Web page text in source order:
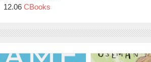
12.06 CBooks